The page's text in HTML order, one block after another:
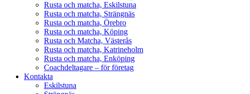
Rusta och matcha, Eskilstuna
Rusta och matcha, Strängnäs
Rusta och matcha, Örebro
Rusta och matcha, Köping
Rusta och Matcha, Västerås
Rusta och matcha, Katrineholm
Rusta och matcha, Enköping
Coachdeltagare – för företag
Kontakta
Eskilstuna